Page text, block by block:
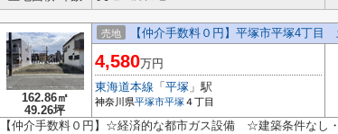
162.86㎡
49.26坪
売地 【仲介手数料０円】平塚市平塚4丁
4,580万円
東海道本線 「 平塚 」駅
神奈川県平塚市平塚 ４丁目
【仲介手数料０円】☆経済的な都市ガス設備 ☆建築条件な